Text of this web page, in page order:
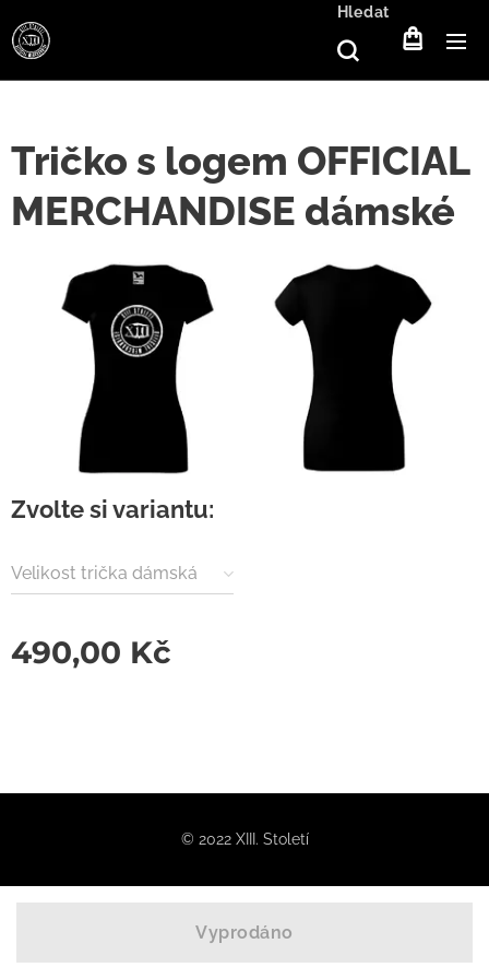
Hledat
Tričko s logem OFFICIAL
MERCHANDISE dámské
Zvolte si variantu:
Velikost trička dámská
490,00 Kč
Vyprodáno
© 2022 XIII. Století